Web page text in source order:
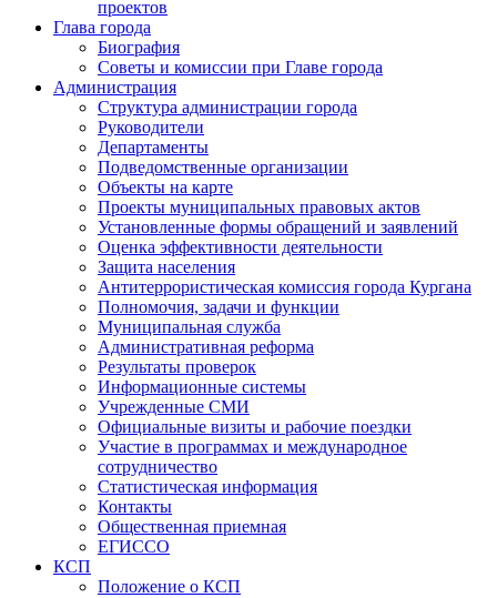
проектов
Глава города
Биография
Советы и комиссии при Главе города
Администрация
Структура администрации города
Руководители
Департаменты
Подведомственные организации
Объекты на карте
Проекты муниципальных правовых актов
Установленные формы обращений и заявлений
Оценка эффективности деятельности
Защита населения
Антитеррористическая комиссия города Кургана
Полномочия, задачи и функции
Муниципальная служба
Административная реформа
Результаты проверок
Информационные системы
Учрежденные СМИ
Официальные визиты и рабочие поездки
Участие в программах и международное
сотрудничество
Статистическая информация
Контакты
Общественная приемная
ЕГИССО
КСП
Положение о КСП